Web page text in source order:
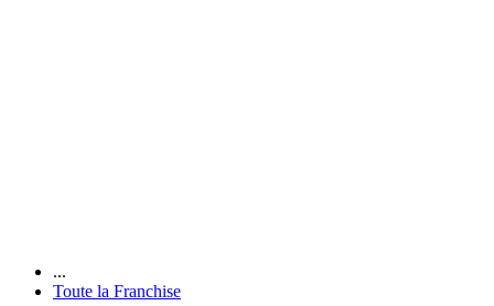
...
Toute la Franchise